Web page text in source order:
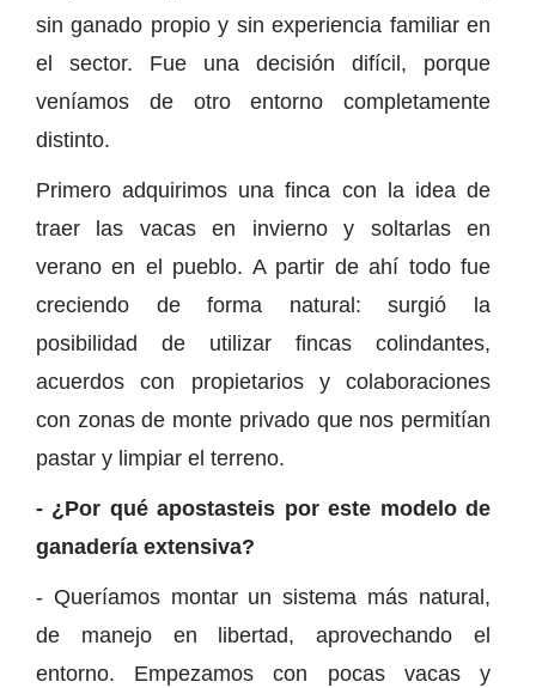
sin ganado propio y sin experiencia familiar en
el sector. Fue una decisión difícil, porque
veníamos de otro entorno completamente
distinto.
Primero adquirimos una finca con la idea de
traer las vacas en invierno y soltarlas en
verano en el pueblo. A partir de ahí todo fue
creciendo de forma natural: surgió la
posibilidad de utilizar fincas colindantes,
acuerdos con propietarios y colaboraciones
con zonas de monte privado que nos permitían
pastar y limpiar el terreno.
- ¿Por qué apostasteis por este modelo de
ganadería extensiva?
- Queríamos montar un sistema más natural,
de manejo en libertad, aprovechando el
entorno. Empezamos con pocas vacas y